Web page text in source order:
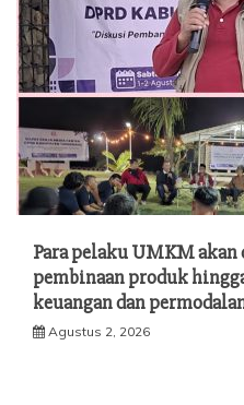
Para pelaku UMKM
pembinaan produk
keuangan dan
Agustus 2, 2026